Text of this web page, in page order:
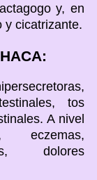
y, en
y cicatrizante.
tos
A nivel
eczemas,
dolores